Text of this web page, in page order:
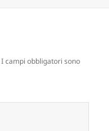
I campi obbligatori sono